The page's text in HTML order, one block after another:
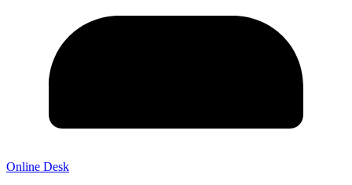
Online Desk